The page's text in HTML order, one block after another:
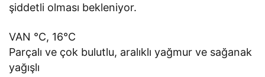
şiddetli olması bekleniyor.
VAN °C, 16°C
Parçalı ve çok bulutlu, aralıklı yağmur ve sağanak
yağışlı